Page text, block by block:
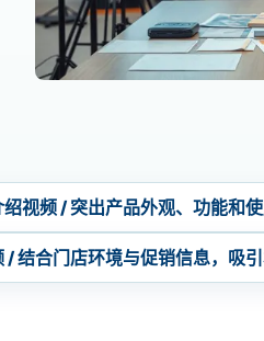
绍视频 / 突出产品外观、功能和
/ 结合门店环境与促销信息，吸